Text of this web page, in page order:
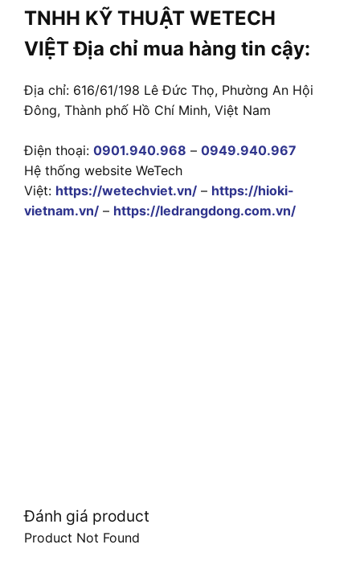
TNHH KỸ THUẬT WETECH
VIỆT Địa chỉ mua hàng tin cậy:
Địa chỉ: 616/61/198 Lê Đức Thọ, Phường An Hội
Đông, Thành phố Hồ Chí Minh, Việt Nam
Điện thoại: 0901.940.968 – 0949.940.967
Hệ thống website WeTech
Việt: https://wetechviet.vn/ – https://hioki-
vietnam.vn/ – https://ledrangdong.com.vn/
Đánh giá product
Product Not Found